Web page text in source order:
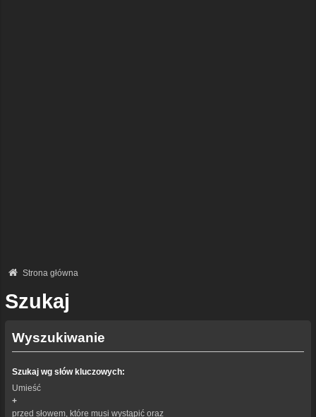
Strona główna
Szukaj
Wyszukiwanie
Szukaj wg słów kluczowych:
Umieść
+
przed słowem, które musi wystąpić oraz